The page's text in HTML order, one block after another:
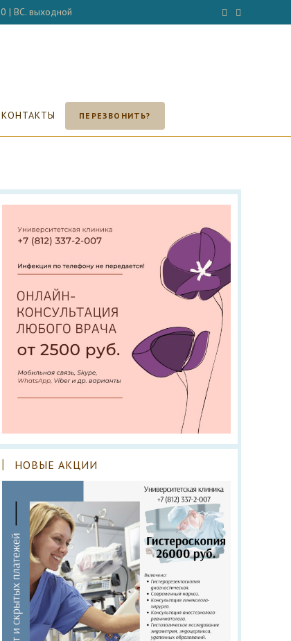
| ВС. выходной
КОНТАКТЫ ПЕРЕЗВОНИТЬ?
НОВЫЕ АКЦИИ